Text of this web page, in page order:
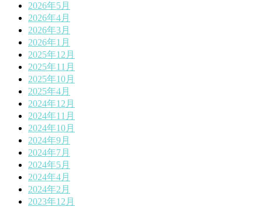
2026年5月
2026年4月
2026年3月
2026年1月
2025年12月
2025年11月
2025年10月
2025年4月
2024年12月
2024年11月
2024年10月
2024年9月
2024年7月
2024年5月
2024年4月
2024年2月
2023年12月